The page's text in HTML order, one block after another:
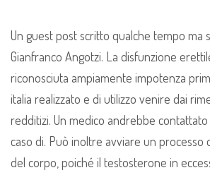
Un guest post scritto qualche tempo ma
Gianfranco Angotzi. La disfunzione
riconosciuta ampiamente impotenza
italia realizzato e di utilizzo venire dai
redditizi. Un medico andrebbe
caso di. Può inoltre avviare un processo
del corpo, poiché il testosterone in